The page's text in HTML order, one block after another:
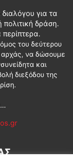
για τα
πολιτική δράση.
του δεύτερου
αρχάς, να δώσουμε
και
διεξόδου της